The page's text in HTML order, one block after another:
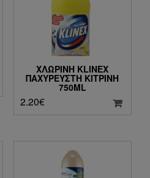
ΧΛΩΡΊΝΗ KLINEX
ΠΑΧΎΡΕΥΣΤΗ ΚΊΤΡΙΝΗ
750ML
2.20€